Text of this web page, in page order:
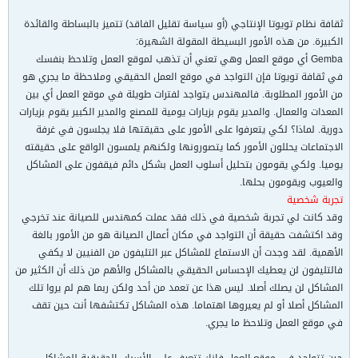
ثقافة نظام تويوتا الإنتاجي (أو سياسة تقليل الفاقد) تتميز بالبساطة والقائدة
الكبيرة. من هذه الأمور البسيطة المقولة الشهيرة:
Gemba أي موقع العمل وهي تعني أن تذهب لموقع العمل وتلاحظ بنفسك
في ثقافة تويوتا فإن التواجد في موقع العمل الحقيقي وملاحظة ما يجري هو
من الأمور المطلوبة. فالمهندس يتواجد لفترات طويلة في موقع العمل أي بين
المعدات والعمال. والمدير يقوم بزيارات يومية للمصنع والمدير الكبير يقوم بزيارات
دورية. لماذا؟ لكي يتعرفوا على الأمور على حقيقتها فلا يجلسون في غرفة
الاجتماعات يحللون الأمور كما يتصورونها ولكنهم يلمسون الواقع على حقيقته
يوميا. ولكي يقومون بتحليل أسلوب العمل بشكل دائم فيقفون على المشاكل
والعيوب ويقومون بحلها.
تجربة شخصية
وقد كانت لي تجربة شخصية في ذلك فقد عملت كمهندس للصيانة عند تخرجي
وقد اكتشفت حقيقة أن التواجد في مكان أعمال الصيانة هو من الأمور بالغة
الأهمية. لقد وجدت أن الاستماع للمشاكل عبر التليفون من الفنيين لا يكفي
فالتليفون لن يعطيك الإحساس الحقيقي بالمشاكل والأهم من ذلك أن الكثير من
المشاكل لن يصلك أصلا. ليس هذا عن تعمد من أحد ولكن ربما هم لم يروا تلك
المشاكل أصلا أو لم يعيروها اهتماما. هذه المشاكل تكتشفها أنت حين تقف
في موقع العمل وتلاحظ ما يجري.